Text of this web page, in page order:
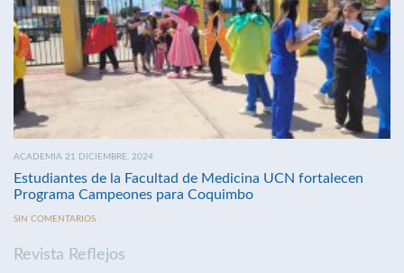
ACADEMIA 21 DICIEMBRE, 2024
Estudiantes de la Facultad de Medicina UCN fortalecen
Programa Campeones para Coquimbo
SIN COMENTARIOS
Revista Reflejos